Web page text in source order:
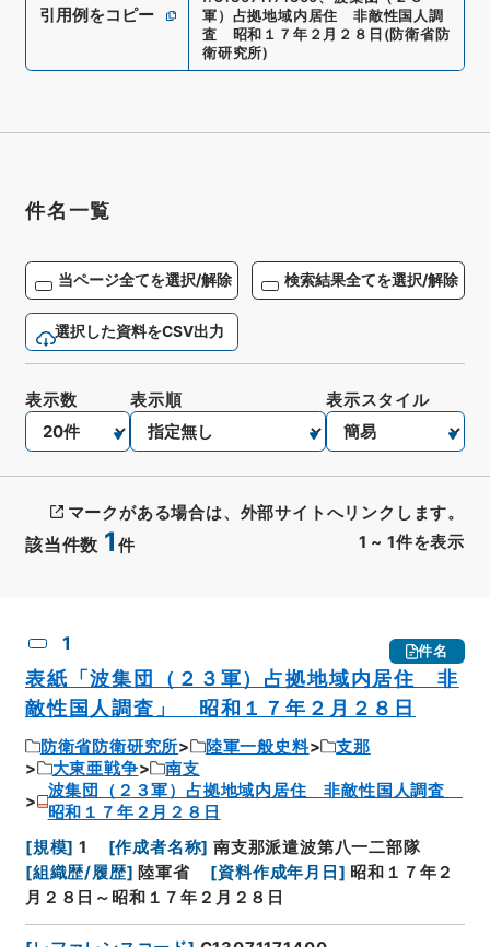
引用例をコピー
軍）占拠地域内居住 非敵性国人調
査 昭和１７年２月２８日 (防衛省防
衛研究所)
件名一覧
当ページ全てを選択/解除 検索結果全てを選択/解除
選択した資料をCSV出力
該当件数 1 件 1 ~ 1件を表示
表示数 表示順 表示スタイル
マークがある場合は、外部サイトへリンクします。
1 件名
表紙「波集団（２３軍）占拠地域内居住 非
敵性国人調査」 昭和１７年２月２８日
防衛省防衛研究所 陸軍一般史料
支那
大東亜戦争
南支
波集団（２３軍）占拠地域内居住 非敵性国人調査
昭和１７年２月２８日
[規模] 1 [作成者名称] 南支那派遣波第八一二部隊
[組織歴/履歴] 陸軍省 [資料作成年月日 ] 昭和１７年２
月２８日～昭和１７年２月２８日